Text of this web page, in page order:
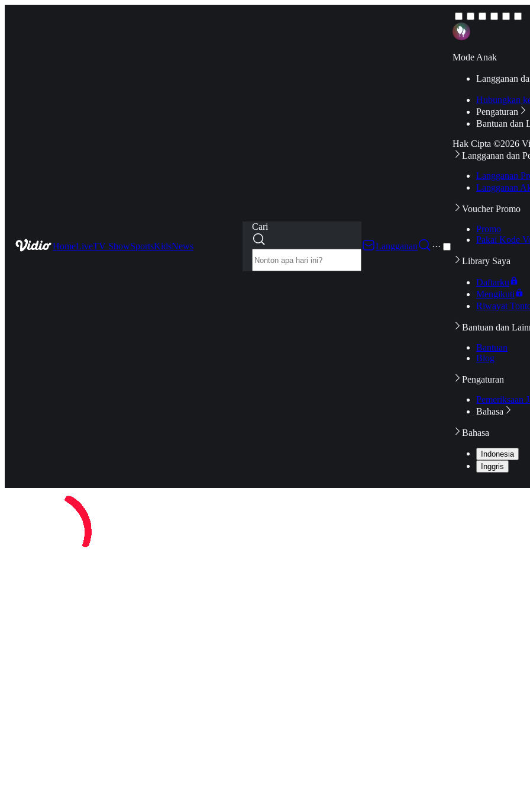
HomeLiveTV ShowSportsKidsNews
Cari
Langganan
···
Mode Anak
Langganan
Hubungkan
Pengaturan
Bantuan dan
Hak Cipta ©2026
Langganan dan
Langganan
Langganan
Voucher Promo
Promo
Pakai Kode
Library Saya
Daftarku
Mengikuti
Riwayat
Bantuan dan
Bantuan
Blog
Pengaturan
Pemeriksaan
Bahasa
Bahasa
Indonesia
Inggris